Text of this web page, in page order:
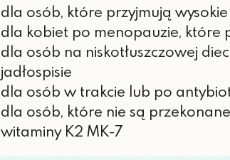
dla osób, które przyjmują
dla kobiet po menopauzie,
dla osób na niskotłuszczowej
jadłospisie
dla osób w trakcie lub po
dla osób, które nie są
witaminy K2 MK-7